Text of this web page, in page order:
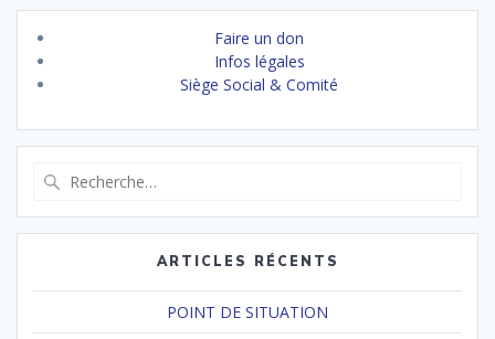
Faire un don
Infos légales
Siège Social & Comité
:
ARTICLES RÉCENTS
POINT DE SITUATION